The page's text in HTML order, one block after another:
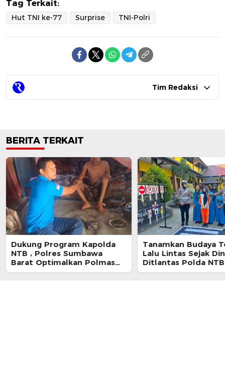
Tag Terkait:
Hut TNI ke-77 Surprise TNI-Polri
Tim Redaksi
BERITA TERKAIT
Dukung Program Kapolda
NTB , Polres Sumbawa
Barat Optimalkan Polmas
dan Pendekatan Humanis di
Tanamkan Budaya
Lalu Lintas Sejak
Ditlantas Polda
Pelajar SMPN 1